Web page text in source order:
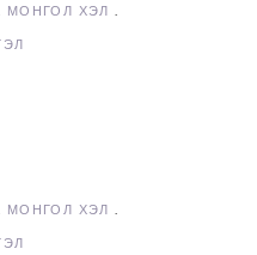
МОНГОЛ ХЭЛ
МОНГОЛ ХЭЛ